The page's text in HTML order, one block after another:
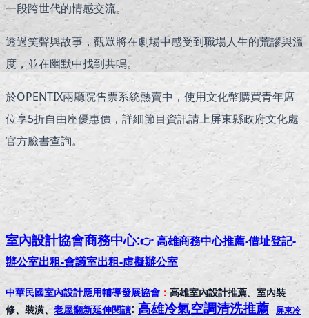
一段跨世代的情感交流。
透過笑聲與故事，觀眾將在劇場中感受到職場人生的荒謬與溫
度，並在幽默中找到共鳴。
於OPENTIX兩廳院售票系統熱賣中，使用文化幣購買青年席
位享5折自由座優惠價，詳細節目資訊請上屏東縣政府文化處
官方臉書查詢。
室內設計協會商務中心:👉 高雄商務中心推薦-借址登記-
辦公室出租-會議室出租-虛擬辦公室
中華民國室內設計應用輔導發展協會 ： 高雄室內設計推薦。室內裝
修、裝潢、老屋翻新延伸閱讀: 高雄冷氣空調清洗推薦 屏東冷